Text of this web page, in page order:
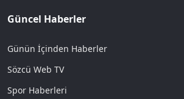
Güncel Haberler
Günün İçinden Haberler
Sözcü Web TV
Spor Haberleri